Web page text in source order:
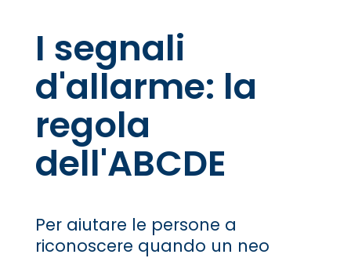
I segnali
d'allarme: la
regola
dell'ABCDE
Per aiutare le persone a
riconoscere quando un neo